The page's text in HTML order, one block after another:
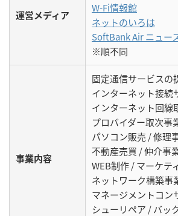
運営メディア
W-Fi情報館
ネットのいろは
SoftBank Air ニュー
※順不同
事業内容
固定通信サービスの
インターネット接続
インターネット回線
プロバイダー取次事
パソコン販売 / 修理
不動産売買 / 仲介事
WEB制作 / マーケテ
ネットワーク構築事
マネージメントコン
シューリペア / バッ